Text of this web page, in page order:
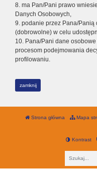
8. ma Pan/Pani prawo
Danych Osobowych,
9. podanie przez Pana/Panią
(dobrowolne) w celu
10. Pana/Pani dane
procesom podejmowania
profilowaniu.
zamknij
Strona główna Mapa
Kontrast